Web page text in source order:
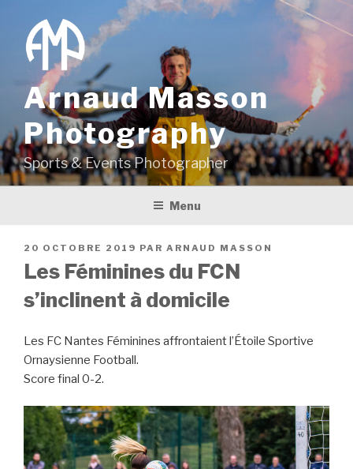
contenu
principal
Arnaud Masson
Photography
Sports & Events Photographer
Menu
PUBLIÉ
LE
20 OCTOBRE 2019 PAR ARNAUD MASSON
Les Féminines du FCN
s’inclinent à domicile
Les FC Nantes Féminines affrontaient l’Étoile Sportive
Ornaysienne Football.
Score final 0-2.